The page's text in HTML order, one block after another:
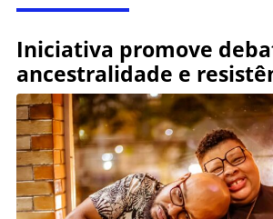
Iniciativa promove
ancestralidade e